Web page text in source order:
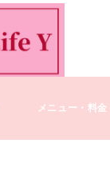
メニュー・料金